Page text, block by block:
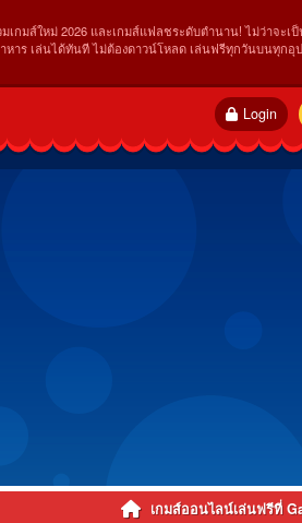
เกมส์ใหม่ 2026 และเกมส์แฟลชระดับตำนาน! ไม่ว่าจะเป็
หาร เล่นได้ทันที ไม่ต้องดาวน์โหลด เล่นฟรีทุกวันบนทุก
Login
เกมส์ออนไลน์เล่นฟรีที่